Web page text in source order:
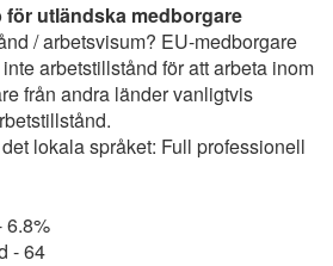
utländska medborgare
/ arbetsvisum? EU-medborgare
arbetstillstånd för att arbeta inom
från andra länder vanligtvis
lokala språket: Full professionell
6.8%
- 64